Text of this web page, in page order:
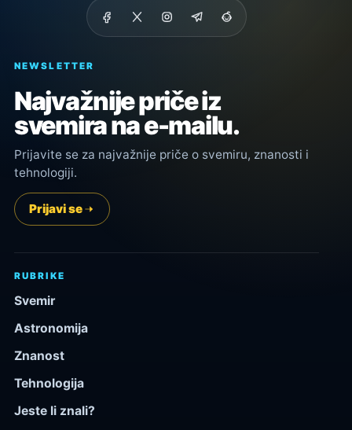
NEWSLETTER
Najvažnije priče iz
svemira na e-mailu.
Prijavite se za najvažnije priče o svemiru, znanosti i
tehnologiji.
Prijavi se
RUBRIKE
Svemir
Astronomija
Znanost
Tehnologija
Jeste li znali?